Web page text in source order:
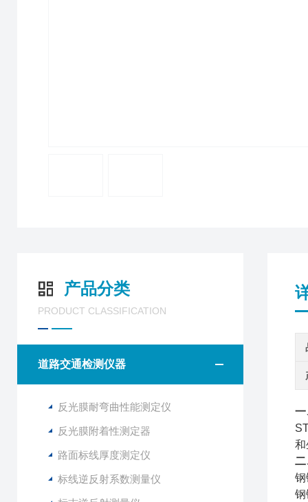
产品分类
PRODUCT CLASSIFICATION
道路交通检测仪器
反光膜耐弯曲性能测定仪
反光膜附着性测定器
路面标线厚度测定仪
标线逆反射系数测量仪
一
和
二
钢
钢